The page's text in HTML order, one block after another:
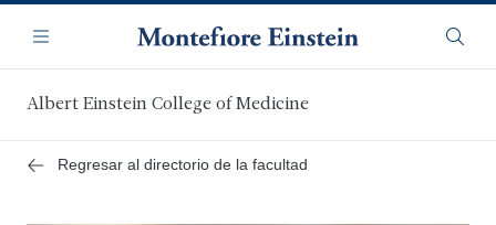
contenido
principal
Navegación
Menú
Albert Einstein College of Medicine
Regresar al directorio de la facultad